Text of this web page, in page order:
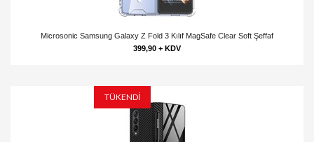
Microsonic Samsung Galaxy Z Fold 3 Kılıf MagSafe Clear Soft Şeffaf
399,90 + KDV
TÜKENDİ